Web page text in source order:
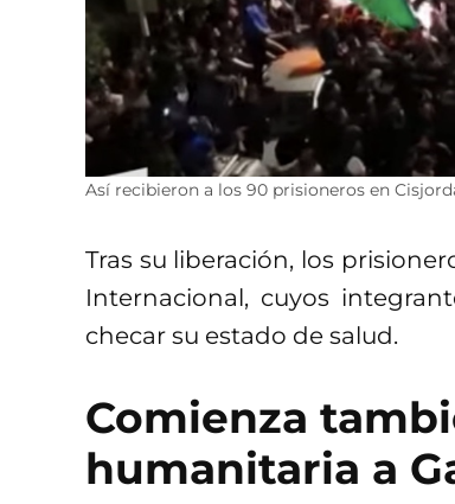
Así recibieron a los 90 prisioneros en
Tras su liberación, los
Internacional, cuyos
checar su estado de salud.
Comienza
humanitaria a